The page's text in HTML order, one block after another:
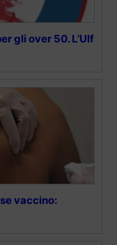
gli over 50. L’Ulf
vaccino: